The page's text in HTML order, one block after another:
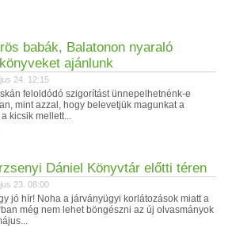
babák, Balatonon nyaraló
ajánlunk
24. 12:15
feloldódó szigorítást ünnepelhetnénk-e
mint azzal, hogy belevetjük magunkat a
kicsik mellett...
Dániel Könyvtár előtti téren
23. 08:00
jó hír! Noha a járványügyi korlátozások miatt a
még nem lehet böngészni az új olvasmányok